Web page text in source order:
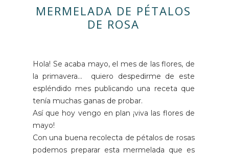
MERMELADA DE PÉTALOS
DE ROSA
Hola! Se acaba mayo, el mes de las flores, de
la primavera... quiero despedirme de este
espléndido mes publicando una receta que
tenía muchas ganas de probar.
Así que hoy vengo en plan ¡viva las flores de
mayo!
Con una buena recolecta de pétalos de rosas
podemos preparar esta mermelada que es